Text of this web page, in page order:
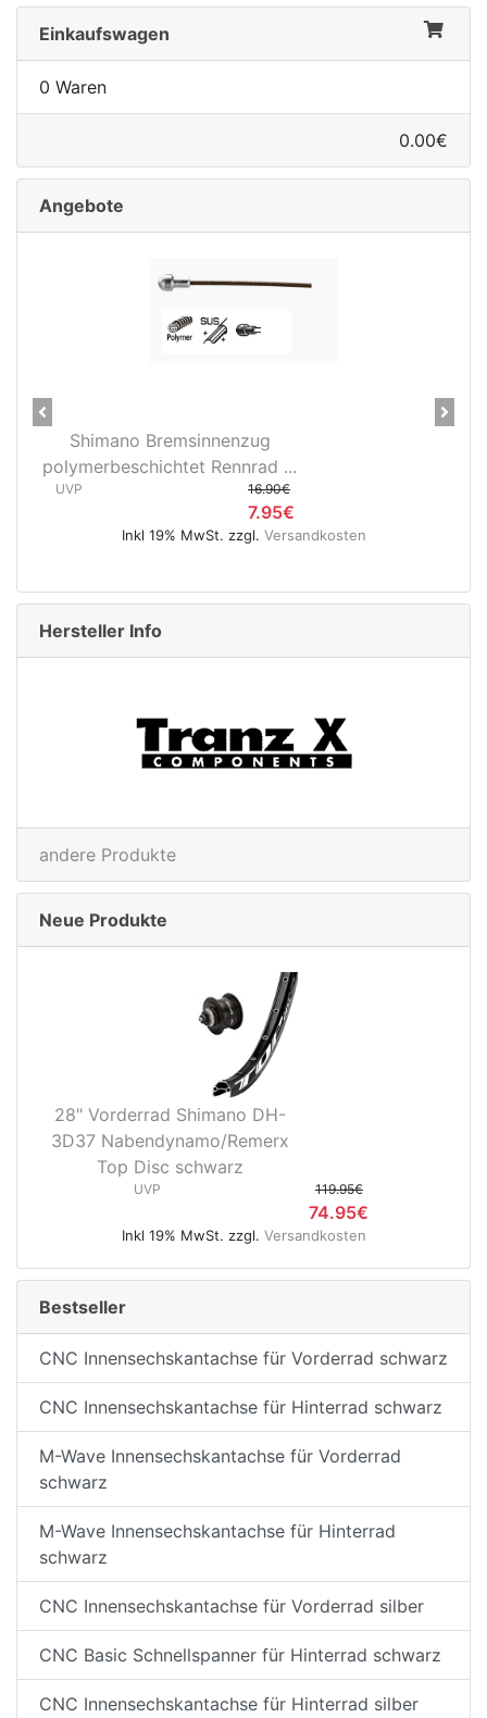
Einkaufswagen
0 Waren
0.00€
Angebote
28" Vorderrad Shimano DH-
3D37 Nabendynamo/Remerx...
Inkl 19% MwSt. zzgl.
Previous Next
Hersteller Info
andere Produkte
Neue Produkte
28" Vorderrad Shimano DH-
3D37 Nabendynamo/Remerx
Top Disc schwarz
UVP 119.95€
74.95€
Inkl 19% MwSt. zzgl. Versandkosten
Bestseller
CNC Innensechskantachse für Vorderrad schwarz
CNC Innensechskantachse für Hinterrad schwarz
M-Wave Innensechskantachse für Vorderrad
schwarz
M-Wave Innensechskantachse für Hinterrad
schwarz
CNC Innensechskantachse für Vorderrad silber
CNC Basic Schnellspanner für Hinterrad schwarz
CNC Innensechskantachse für Hinterrad silber